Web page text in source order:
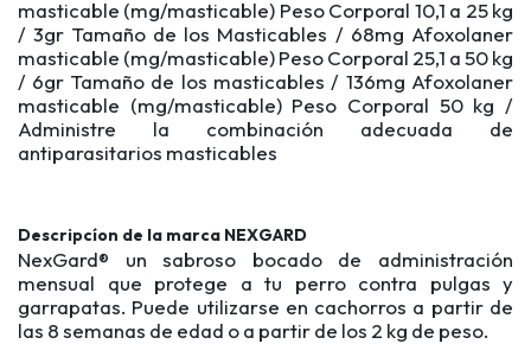
masticable (mg/masticable) Peso Corporal 10,1 a 25 kg
/ 3gr Tamaño de los Masticables / 68mg Afoxolaner
masticable (mg/masticable) Peso Corporal 25,1 a 50 kg
/ 6gr Tamaño de los masticables / 136mg Afoxolaner
masticable (mg/masticable) Peso Corporal 50 kg /
Administre la combinación adecuada de
antiparasitarios masticables
Descripcíon de la marca NEXGARD
NexGard® un sabroso bocado de administración
mensual que protege a tu perro contra pulgas y
garrapatas. Puede utilizarse en cachorros a partir de
las 8 semanas de edad o a partir de los 2 kg de peso.